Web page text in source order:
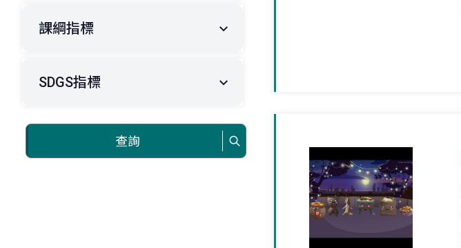
課綱指標
SDGS指標
查詢